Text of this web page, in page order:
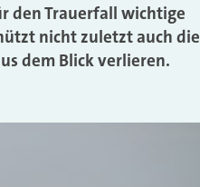
den Trauerfall wichtige
nicht zuletzt auch die
dem Blick verlieren.